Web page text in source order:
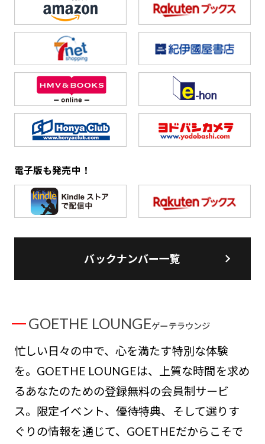
電子版も発売中！
バックナンバー一覧
GOETHE LOUNGEゲーテラウンジ
忙しい日々の中で、心を満たす特別な体験
を。GOETHE LOUNGEは、上質な時間を求め
るあなたのための登録無料の会員制サービ
ス。限定イベント、優待特典、そして選りす
ぐりの情報を通じて、GOETHEだからこそで